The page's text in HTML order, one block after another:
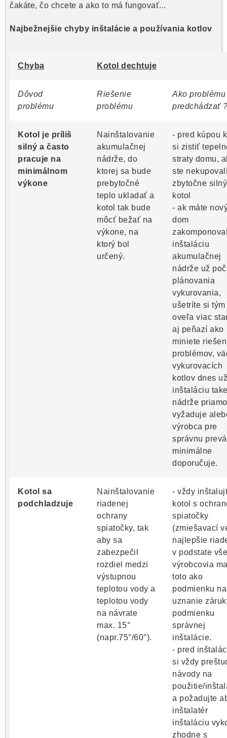
čakáte, čo chcete a ako to má fungovať...
Najbežnejšie chyby inštalácie a používania kotlov
Chyba Kotol dechtuje
Dôvod
problému
Riešenie
problému
Ako problému
predchádzať
Kotol je príliš
silný a často
pracuje na
minimálnom
výkone
Nainštalovanie
akumulačnej
nádrže, do
ktorej sa bude
prebytočné
teplo ukladať a
kotol tak bude
môcť bežať na
výkone, na
ktorý bol
určený.
- pred kúpou
si zistiť
straty domu,
ste
zbytočne silný
kotol
- ak máte
dom
inštaláciu
akumulačnej
nádrže už
plánovania
vykurovania,
ušetríte si tým
oveľa viac
aj peňazí ako
miniete
problémov,
vykurovacích
kotlov dnes už
inštaláciu
nádrže priamo
vyžaduje
výrobca pre
správnu
minimálne
doporučuje.
Kotol sa
podchladzuje
Nainštalovanie
riadenej
ochrany
spiatočky, tak
aby sa
zabezpečil
rozdiel medzi
výstupnou
teplotou vody a
teplotou vody
na návrate
max. 15°
(napr.75°/60°).
- vždy
kotol s
spiatočky
(zmiešavací
najlepšie
v podstate
výrobcovia
toto ako
podmienku na
uznanie
podmienku
správnej
inštalácie.
- pred
si vždy
návody na
použitie/
a požadujte
inštalatér
inštaláciu
zhodne s